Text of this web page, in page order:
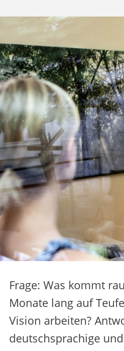
Frage: Was kommt
Monate lang auf
Vision arbeiten?
deutschsprachige